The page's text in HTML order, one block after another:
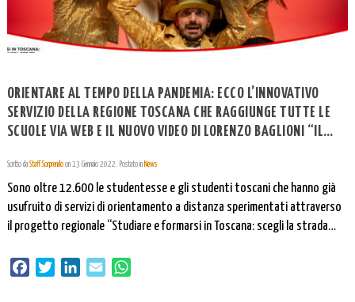
ORIENTARE AL TEMPO DELLA PANDEMIA: ECCO L’INNOVATIVO
SERVIZIO DELLA REGIONE TOSCANA CHE RAGGIUNGE TUTTE LE
SCUOLE VIA WEB E IL NUOVO VIDEO DI LORENZO BAGLIONI “IL
Scritto da Staff Sorprendoon 13 Gennaio 2022. Postato in News
Sono oltre 12.600 le studentesse e gli studenti toscani che hanno già
usufruito di servizi di orientamento a distanza sperimentati attraverso
il progetto regionale “Studiare e formarsi in Toscana: scegli la strada
utilizza i video come strumento per promuovere la conoscenza delle
FacebookTwitter LinkedIn Email